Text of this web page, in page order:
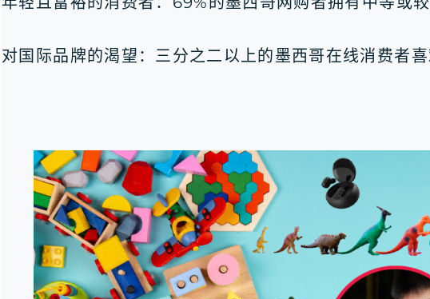
对国际品牌的渴望：三分之二以上的墨西哥在线消费者喜